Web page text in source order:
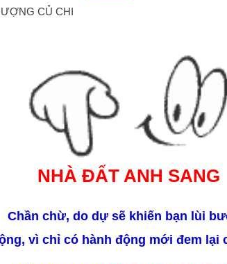
CỦ CHI
NHÀ ĐẤT ANH SANG
Chần chừ, do dự sẽ khiến bạn lùi
vì chỉ có hành động mới đem lại